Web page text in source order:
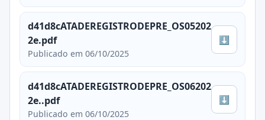
d41d8cATADEREGISTRODEPRE_OS05202
2e.pdf
Publicado em 06/10/2025
⬇
d41d8cATADEREGISTRODEPRE_OS06202
2e..pdf
Publicado em 06/10/2025
⬇